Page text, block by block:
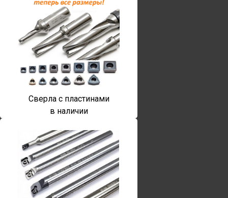
Сверла с пластинами
в наличии